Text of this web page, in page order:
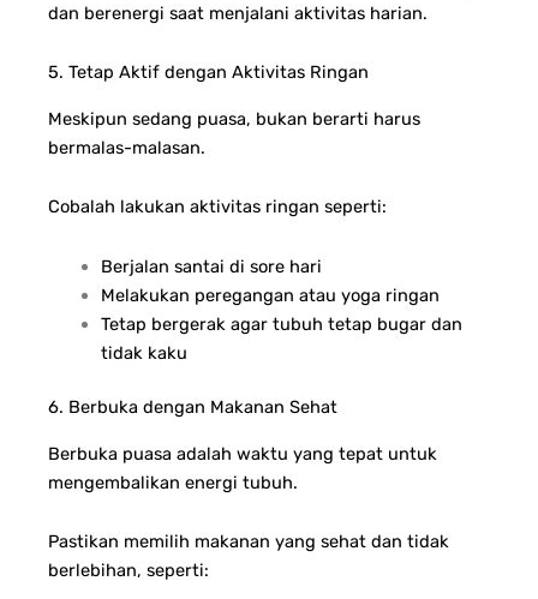
dan berenergi saat menjalani aktivitas harian.
5. Tetap Aktif dengan Aktivitas Ringan
Meskipun sedang puasa, bukan berarti harus
bermalas-malasan.
Cobalah lakukan aktivitas ringan seperti:
Berjalan santai di sore hari
Melakukan peregangan atau yoga ringan
Tetap bergerak agar tubuh tetap bugar dan
tidak kaku
6. Berbuka dengan Makanan Sehat
Berbuka puasa adalah waktu yang tepat untuk
mengembalikan energi tubuh.
Pastikan memilih makanan yang sehat dan tidak
berlebihan, seperti: